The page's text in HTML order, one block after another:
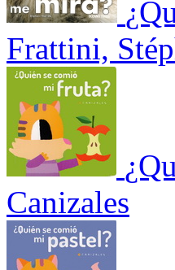
Frattini,
Canizales